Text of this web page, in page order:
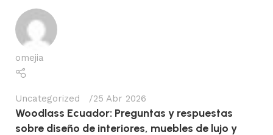
omejia
Uncategorized 25 Abr 2026
Woodlass Ecuador: Preguntas y respuestas
sobre diseño de interiores, muebles de lujo y